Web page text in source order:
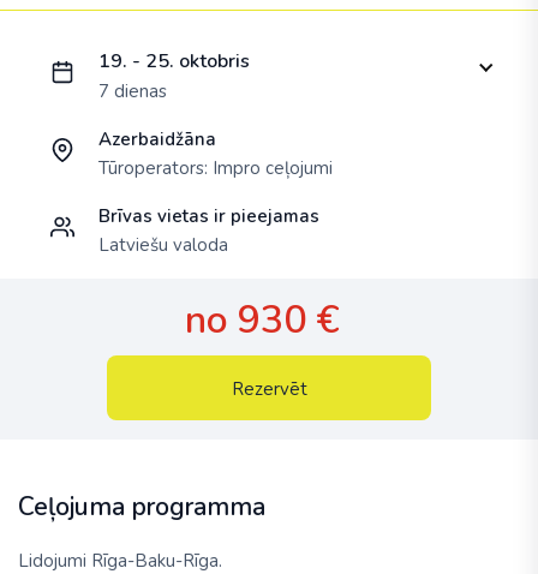
Ceļojuma programma
Lidojumi Rīga-Baku-Rīga.
19. - 25. oktobris
7 dienas
Azerbaidžāna
Tūroperators: Impro ceļojumi
Brīvas vietas ir pieejamas
Latviešu valoda
no 930 €
Rezervēt